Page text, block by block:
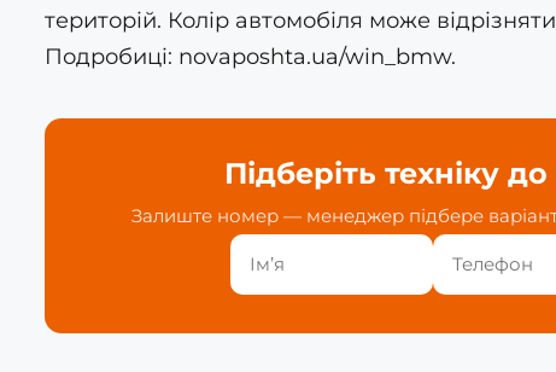
територій. Колір автомобіля може
Подробиці: novaposhta.ua/win_bmw.
Підберіть техніку
Залиште номер — менеджер підбере